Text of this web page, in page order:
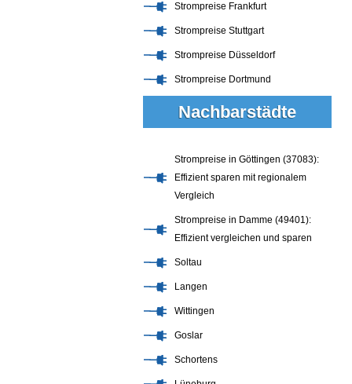
Strompreise Frankfurt
Strompreise Stuttgart
Strompreise Düsseldorf
Strompreise Dortmund
Nachbarstädte
Strompreise in Göttingen (37083):
Effizient sparen mit regionalem
Vergleich
Strompreise in Damme (49401):
Effizient vergleichen und sparen
Soltau
Langen
Wittingen
Goslar
Schortens